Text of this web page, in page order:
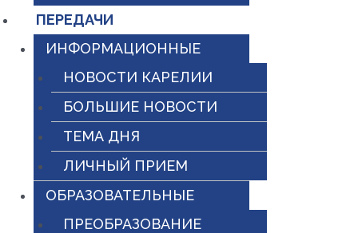
ПЕРЕДАЧИ
ИНФОРМАЦИОННЫЕ
НОВОСТИ КАРЕЛИИ
БОЛЬШИЕ НОВОСТИ
ТЕМА ДНЯ
ЛИЧНЫЙ ПРИЕМ
ОБРАЗОВАТЕЛЬНЫЕ
ПРЕОБРАЗОВАНИЕ